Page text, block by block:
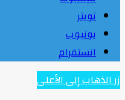
تويتر
يوتيوب
انستقرام
زر الذهاب إلى الأعلى